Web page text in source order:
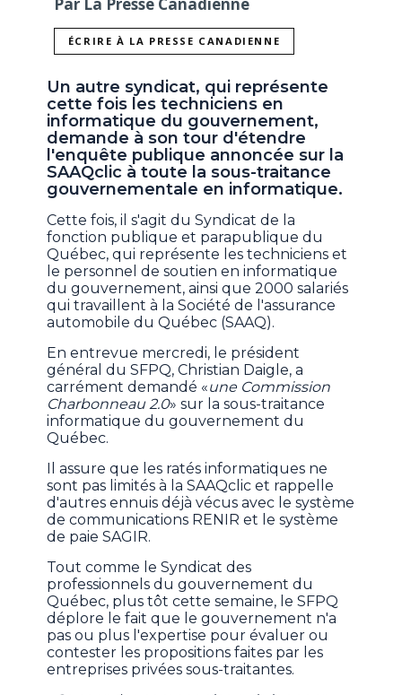
ÉCRIRE À LA PRESSE CANADIENNE
Un autre syndicat, qui représente
cette fois les techniciens en
informatique du gouvernement,
demande à son tour d'étendre
l'enquête publique annoncée sur la
SAAQclic à toute la sous-traitance
gouvernementale en informatique.
Cette fois, il s'agit du Syndicat de la
fonction publique et parapublique du
Québec, qui représente les techniciens et
le personnel de soutien en informatique
du gouvernement, ainsi que 2000 salariés
qui travaillent à la Société de l'assurance
automobile du Québec (SAAQ).
En entrevue mercredi, le président
général du SFPQ, Christian Daigle, a
carrément demandé «une Commission
Charbonneau 2.0» sur la sous-traitance
informatique du gouvernement du
Québec.
Il assure que les ratés informatiques ne
sont pas limités à la SAAQclic et rappelle
d'autres ennuis déjà vécus avec le système
de communications RENIR et le système
de paie SAGIR.
Tout comme le Syndicat des
professionnels du gouvernement du
Québec, plus tôt cette semaine, le SFPQ
déplore le fait que le gouvernement n'a
pas ou plus l'expertise pour évaluer ou
contester les propositions faites par les
entreprises privées sous-traitantes.